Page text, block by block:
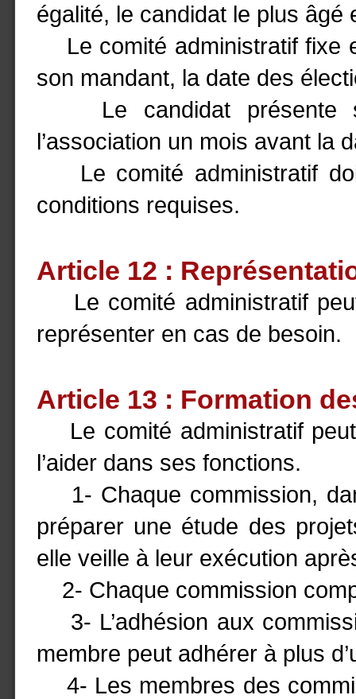
égalité, le candidat le plus âgé
Le comité administratif fixe
son mandant, la date des
Le candidat présente
l’association un mois avant la
Le comité administratif
conditions requises.
Article 12 :
Le comité administratif
représenter en cas de besoin.
Article 13 : Formation
Le comité administratif
l’aider dans ses fonctions.
1- Chaque commission,
préparer une étude des
elle veille à leur exécution
2- Chaque commission
3- L’adhésion aux
membre peut adhérer à plus
4- Les membres des